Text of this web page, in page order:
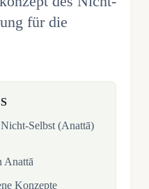
für die
Selbst (Anattā)
Anattā
Konzepte